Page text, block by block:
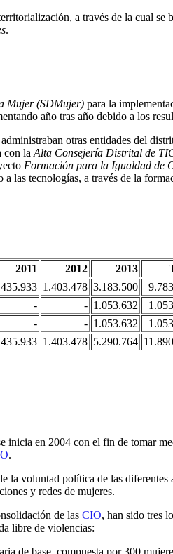
a través de la cual
.
Mujer (SDMujer) para la
año tras año debido a los
otras entidades del
con la Alta Consejería Distrital de
Formación para la Igualdad de
las tecnologías, a través de la
2011 2012 2013
1.403.478 3.183.500
- - 1.053.632
- - 1.053.632
1.403.478 5.290.764
en 2004 con el fin de tomar
.
la voluntad política de las
y redes de mujeres.
de las CIO, han sido tres
libre de violencias:
de base, compuesta por 300